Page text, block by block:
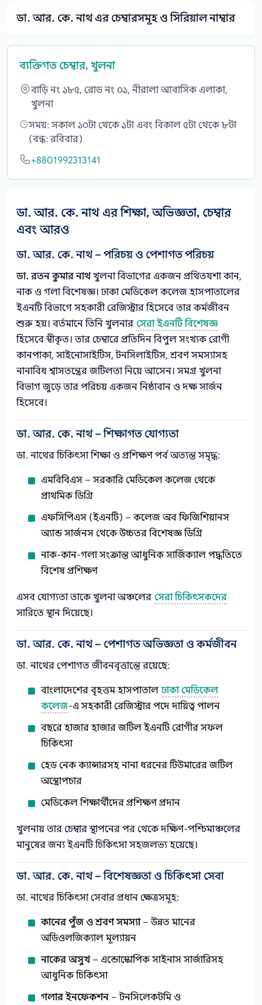
ডা. আর. কে. নাথ এর চেম্বারসমূহ ও সিরিয়াল নাম্বার
ব্যক্তিগত চেম্বার, খুলনা
বাড়ি নং ১৮৫, রোড নং ০১, নীরালা আবাসিক এলাকা,
খুলনা
সময়: সকাল ১০টা থেকে ১টা এবং বিকাল ৫টা থেকে ৮টা
(বন্ধ: রবিবার)
+8801992313141
ডা. আর. কে. নাথ এর শিক্ষা, অভিজ্ঞতা, চেম্বার
এবং আরও
ডা. আর. কে. নাথ – পরিচয় ও পেশাগত পরিচয়
ডা. রতন কুমার নাথখুলনা বিভাগের একজন প্রথিতযশা কান,
নাক ও গলা বিশেষজ্ঞ। ঢাকা মেডিকেল কলেজ হাসপাতালের
ইএনটি বিভাগে সহকারী রেজিস্ট্রার হিসেবে তার কর্মজীবন
শুরু হয়। বর্তমানে তিনি খুলনার সেরা ইএনটি বিশেষজ্ঞ
হিসেবে স্বীকৃত। তার চেম্বারে প্রতিদিন বিপুল সংখ্যক রোগী
কানপাকা, সাইনোসাইটিস, টনসিলাইটিস, শ্রবণ সমস্যাসহ
নানাবিধ শ্বাসতন্ত্রের জটিলতা নিয়ে আসেন। সমগ্র খুলনা
বিভাগ জুড়ে তার পরিচয় একজন নিষ্ঠাবান ও দক্ষ সার্জন
হিসেবে।
ডা. আর. কে. নাথ – শিক্ষাগত যোগ্যতা
ডা. নাথের চিকিৎসা শিক্ষা ও প্রশিক্ষণ পর্ব অত্যন্ত সমৃদ্ধ:
এমবিবিএস – সরকারি মেডিকেল কলেজ থেকে
প্রাথমিক ডিগ্রি
এফসিপিএস (ইএনটি) – কলেজ অব ফিজিশিয়ানস
অ্যান্ড সার্জনস থেকে উচ্চতর বিশেষজ্ঞ ডিগ্রি
নাক-কান-গলা সংক্রান্ত আধুনিক সার্জিক্যাল পদ্ধতিতে
বিশেষ প্রশিক্ষণ
এসব যোগ্যতা তাকে খুলনা অঞ্চলের সেরা চিকিৎসকদের
সারিতে স্থান দিয়েছে।
ডা. আর. কে. নাথ – পেশাগত অভিজ্ঞতা ও কর্মজীবন
ডা. নাথের পেশাগত জীবনবৃত্তান্তে রয়েছে:
বাংলাদেশের বৃহত্তম হাসপাতাল ঢাকা মেডিকেল
কলেজ-এ সহকারী রেজিস্ট্রার পদে দায়িত্ব পালন
বছরে হাজার হাজার জটিল ইএনটি রোগীর সফল
চিকিৎসা
হেড নেক ক্যান্সারসহ নানা ধরনের টিউমারের জটিল
অস্ত্রোপচার
মেডিকেল শিক্ষার্থীদের প্রশিক্ষণ প্রদান
খুলনায় তার চেম্বার স্থাপনের পর থেকে দক্ষিণ-পশ্চিমাঞ্চলের
মানুষের জন্য ইএনটি চিকিৎসা সহজলভ্য হয়েছে।
ডা. আর. কে. নাথ – বিশেষজ্ঞতা ও চিকিৎসা সেবা
ডা. নাথের চিকিৎসা সেবার প্রধান ক্ষেত্রসমূহ:
কানের পুঁজ ও শ্রবণ সমস্যা– উন্নত মানের
অডিওলজিক্যাল মূল্যায়ন
নাকের অসুখ– এন্ডোস্কোপিক সাইনাস সার্জারিসহ
আধুনিক চিকিৎসা
গলার ইনফেকশন – টনসিলেকটমি ও